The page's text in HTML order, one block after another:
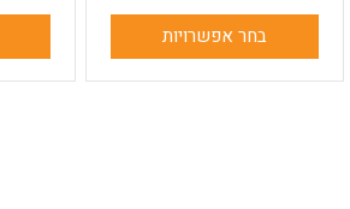
בחר אפשרויות